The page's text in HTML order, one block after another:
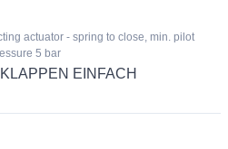
actuator - spring to close, min. pilot
5 bar
EINFACH